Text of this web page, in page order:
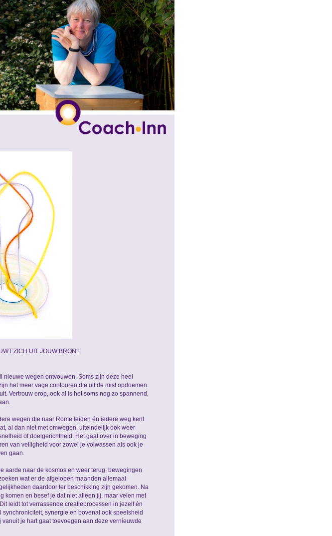
ZICH UIT JOUW BRON?
wegen ontvouwen. Soms zijn deze heel
het meer vage contouren die uit de mist opdoemen.
Vertrouw erop, ook al is het soms nog zo spannend,
wegen die naar Rome leiden én iedere weg kent
al dan niet met omwegen, uiteindelijk ook weer
of doelgerichtheid. Het gaat over in beweging
van veiligheid voor zowel je volwassen als ook je
gaan.
aarde naar de kosmos en weer terug; bewegingen
wat er de afgelopen maanden allemaal
daardoor ter beschikking zijn gekomen. Na
komen en besef je dat niet alleen jij, maar velen met
leidt tot verrassende creatieprocessen in jezelf én
synergie en bovenal ook speelsheid
je hart gaat toevoegen aan deze vernieuwde